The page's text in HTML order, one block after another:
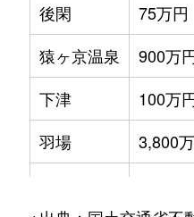
後閑
75万円
猿ヶ京温泉
900万
下津
100万
羽場
3,800